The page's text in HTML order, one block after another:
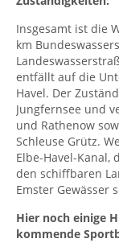
Insgesamt ist die
km
entfällt auf die
Havel. Der
Jungfernsee und
und Rathenow
Schleuse Grütz.
Elbe-Havel-Kanal,
den schiffbaren
Emster Gewässer
Hier noch einige
kommende